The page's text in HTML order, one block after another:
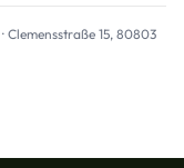
Clemensstraße 15, 80803